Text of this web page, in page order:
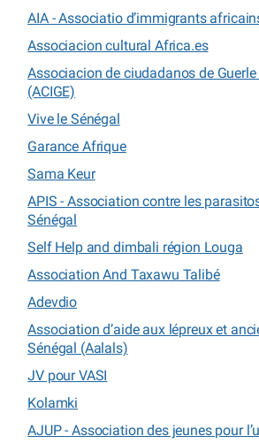
AIA - Associatio d’immigrants
Associacion cultural Africa.es
Associacion de ciudadanos de Guerle
(ACIGE)
Vive le Sénégal
Garance Afrique
Sama Keur
APIS - Association contre les
Sénégal
Self Help and dimbali région Louga
Association And Taxawu Talibé
Adevdio
Association d’aide aux lépreux et
Sénégal (Aalals)
JV pour VASI
Kolamki
AJUP - Association des jeunes pour